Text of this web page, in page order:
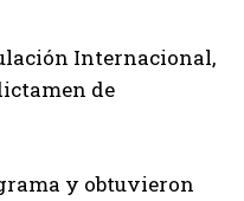
Internacional,
de
y obtuvieron